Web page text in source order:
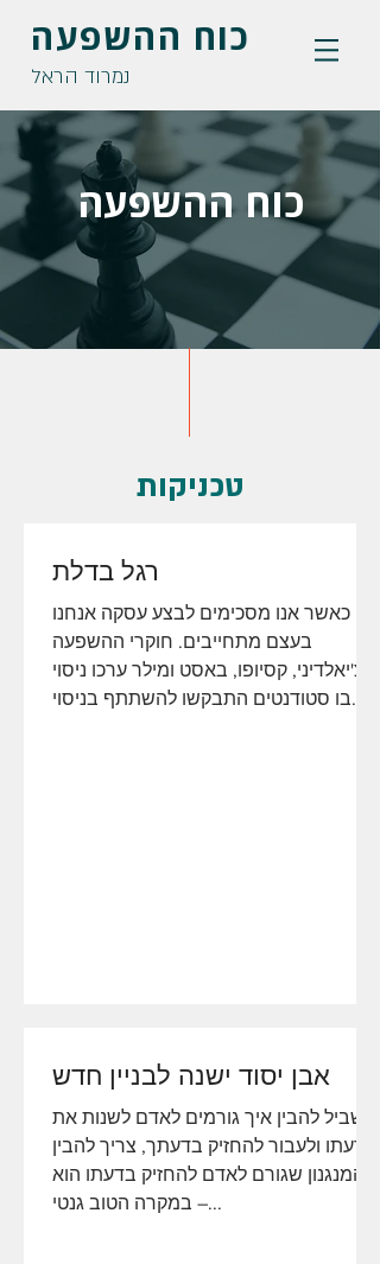
כוח ההשפעה
נמרוד הראל
כוח ההשפעה
טכניקות
רגל בדלת
כאשר אנו מסכימים לבצע עסקה אנחנו
בעצם מתחייבים. חוקרי ההשפעה
צ'יאלדיני, קסיופו, באסט ומילר ערכו ניסוי
בו סטודנטים התבקשו להשתתף בניסוי...
אבן יסוד ישנה לבניין חדש
בשביל להבין איך גורמים לאדם לשנות את
דעתו ולעבור להחזיק בדעתך, צריך להבין
שהמנגנון שגורם לאדם להחזיק בדעתו הוא
במקרה הטוב גנטי –...